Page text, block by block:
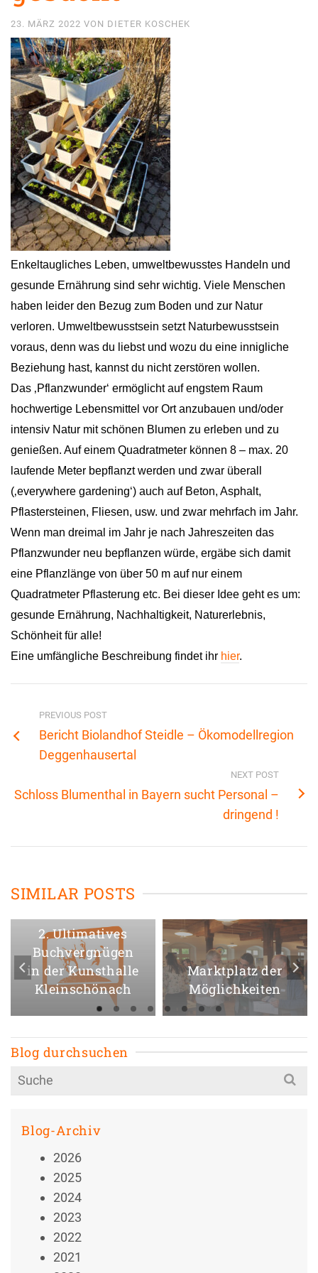
23. MÄRZ 2022 VON DIETER KOSCHEK
Enkeltaugliches Leben, umweltbewusstes Handeln und
gesunde Ernährung sind sehr wichtig. Viele Menschen
haben leider den Bezug zum Boden und zur Natur
verloren. Umweltbewusstsein setzt Naturbewusstsein
voraus, denn was du liebst und wozu du eine innigliche
Beziehung hast, kannst du nicht zerstören wollen.
Das ‚Pflanzwunder‘ ermöglicht auf engstem Raum
hochwertige Lebensmittel vor Ort anzubauen und/oder
intensiv Natur mit schönen Blumen zu erleben und zu
genießen. Auf einem Quadratmeter können 8 – max. 20
laufende Meter bepflanzt werden und zwar überall
(‚everywhere gardening‘) auch auf Beton, Asphalt,
Pflastersteinen, Fliesen, usw. und zwar mehrfach im Jahr.
Wenn man dreimal im Jahr je nach Jahreszeiten das
Pflanzwunder neu bepflanzen würde, ergäbe sich damit
eine Pflanzlänge von über 50 m auf nur einem
Quadratmeter Pflasterung etc. Bei dieser Idee geht es um:
gesunde Ernährung, Nachhaltigkeit, Naturerlebnis,
Schönheit für alle!
Eine umfängliche Beschreibung findet ihr hier.
PREVIOUS POST
Bericht Biolandhof Steidle – Ökomodellregion
Deggenhausertal
NEXT POST
Schloss Blumenthal in Bayern sucht Personal –
dringend !
SIMILAR POSTS
2. Ultimatives
Buchvergnügen
in der Kunsthalle
Kleinschönach
Marktplatz der
Möglichkeiten
Blog durchsuchen
Search
for:
Blog-Archiv
2026
2025
2024
2023
2022
2021